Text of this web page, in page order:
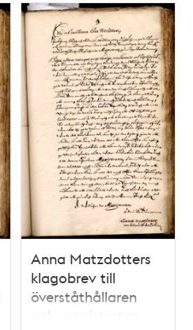
Anna Matzdotters
klagobrev till
överståthållaren
och magistraten